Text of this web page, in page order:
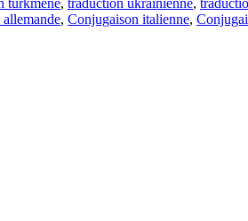
turkmène, traduction ukrainienne,
, Conjugaison italienne,